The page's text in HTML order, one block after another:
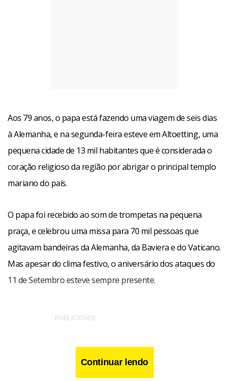
Aos 79 anos, o papa está fazendo uma viagem de seis dias
à Alemanha, e na segunda-feira esteve em Altoetting, uma
pequena cidade de 13 mil habitantes que é considerada o
coração religioso da região por abrigar o principal templo
mariano do país.
O papa foi recebido ao som de trompetas na pequena
praça, e celebrou uma missa para 70 mil pessoas que
agitavam bandeiras da Alemanha, da Baviera e do Vaticano.
Mas apesar do clima festivo, o aniversário dos ataques do
11 de Setembro esteve sempre presente.
Continuar lendo